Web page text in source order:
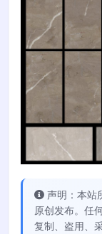
声明：本站
原创发布。任
复制、盗用、